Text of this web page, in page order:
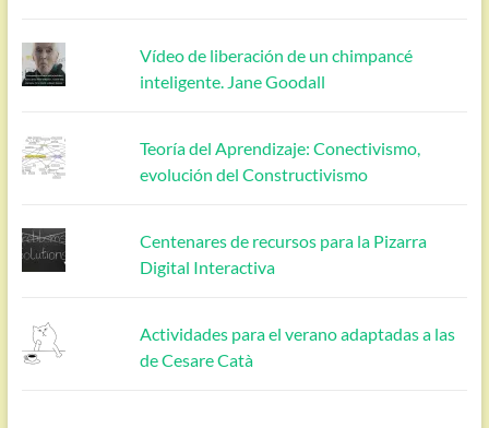
Vídeo de liberación de un chimpancé
inteligente. Jane Goodall
Teoría del Aprendizaje: Conectivismo,
evolución del Constructivismo
Centenares de recursos para la Pizarra
Digital Interactiva
Actividades para el verano adaptadas a las
de Cesare Catà